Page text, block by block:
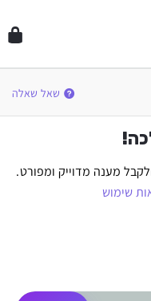
שאל שאלה
מענה מדוייק ומפורט.
שימוש